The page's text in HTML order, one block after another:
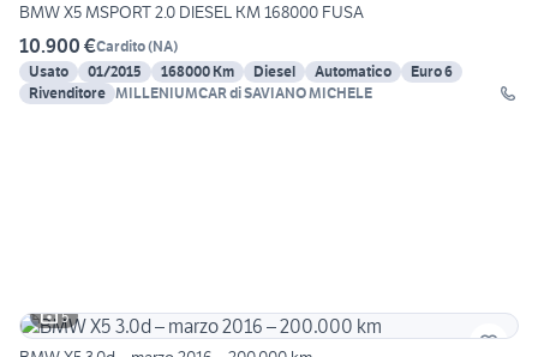
BMW X5 MSPORT 2.0 DIESEL KM 168000 FUSA
10.900 €Cardito(NA)
Usato
01/2015 168000 Km Diesel Automatico
Euro 6
Rivenditore MILLENIUMCAR di SAVIANO MICHELE
5